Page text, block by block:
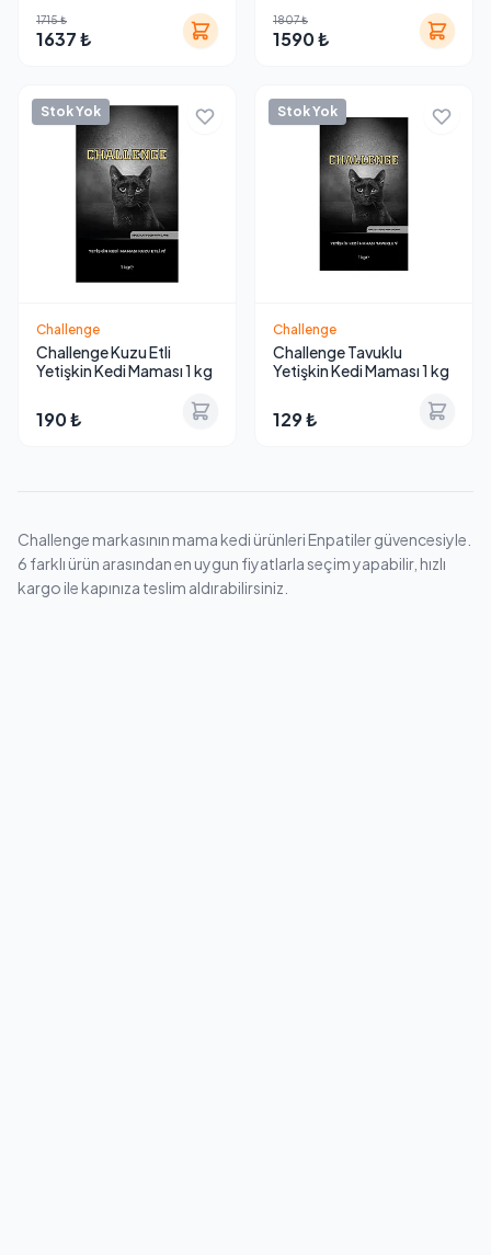
1715 ₺
1637 ₺
1807 ₺
1590 ₺
Stok Yok
Challenge
Challenge Kuzu Etli
Yetişkin Kedi Maması 1 kg
190 ₺
Stok Yok
Challenge
Challenge Tavuklu
Yetişkin Kedi Maması 1 kg
129 ₺
Challenge markasının mama kedi ürünleri Enpatiler güvencesiyle.
6 farklı ürün arasından en uygun fiyatlarla seçim yapabilir, hızlı
kargo ile kapınıza teslim aldırabilirsiniz.